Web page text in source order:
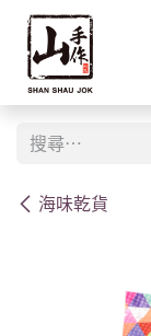
跳至內容
海味乾貨